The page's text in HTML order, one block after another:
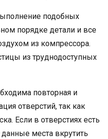
подобных
порядке детали и все
из компрессора.
из труднодоступных
повторная и
отверстий, так как
Если в отверстиях есть
места вкрутить